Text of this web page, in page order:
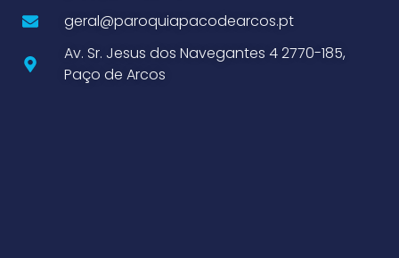
geral@paroquiapacodearcos.pt
Av. Sr. Jesus dos Navegantes 4 2770-185,
Paço de Arcos